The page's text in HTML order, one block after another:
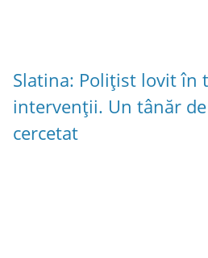
Slatina: Polițist lovit în
intervenții. Un tânăr
cercetat